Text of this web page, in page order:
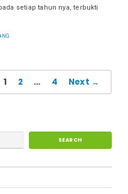
setiap tahun nya, terbukti
1 2 … 4 Next →